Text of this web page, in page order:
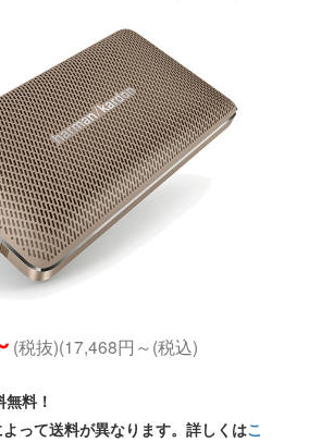
(税抜)(17,468円～(税込)
料！
って送料が異なります。詳しくはこ